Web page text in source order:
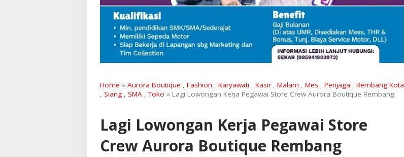
Home » Aurora Boutique , Fashion , Karyawati , Kasir , Malam , Mes , Penjaga , Rembang Kota
, Siang , SMA ,Toko » Lagi Lowongan Kerja Pegawai Store Crew Aurora Boutique Rembang
Lagi Lowongan Kerja Pegawai Store
Crew Aurora Boutique Rembang